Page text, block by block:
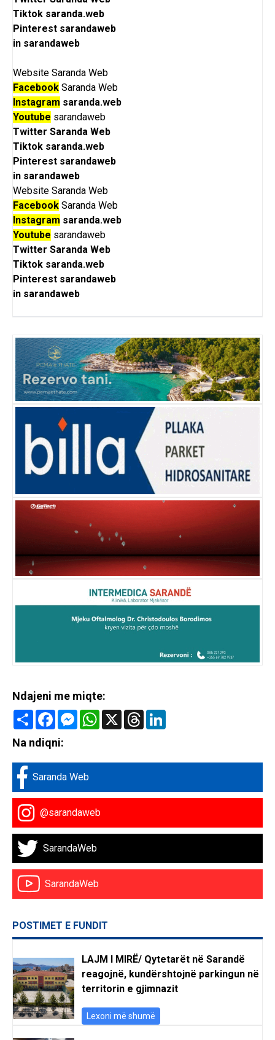
Tiktok saranda.web
Pinterest sarandaweb
in sarandaweb
Website Saranda Web
Facebook Saranda Web
Instagram saranda.web
Youtube sarandaweb
Twitter Saranda Web
Tiktok saranda.web
Pinterest sarandaweb
in sarandaweb
Website Saranda Web
Facebook Saranda Web
Instagram saranda.web
Youtube sarandaweb
Twitter Saranda Web
Tiktok saranda.web
Pinterest sarandaweb
in sarandaweb
Ndajeni me miqte:
Share FacebookMessenger
WhatsApp
X Threads
Na ndiqni:
Saranda Web
@sarandaweb
SarandaWeb
SarandaWeb
POSTIMET E FUNDIT
LAJM I MIRË/ Qytetarët në Sarandë
reagojnë, kundërshtojnë parkingun në
territorin e gjimnazit
Lexoni më shumë